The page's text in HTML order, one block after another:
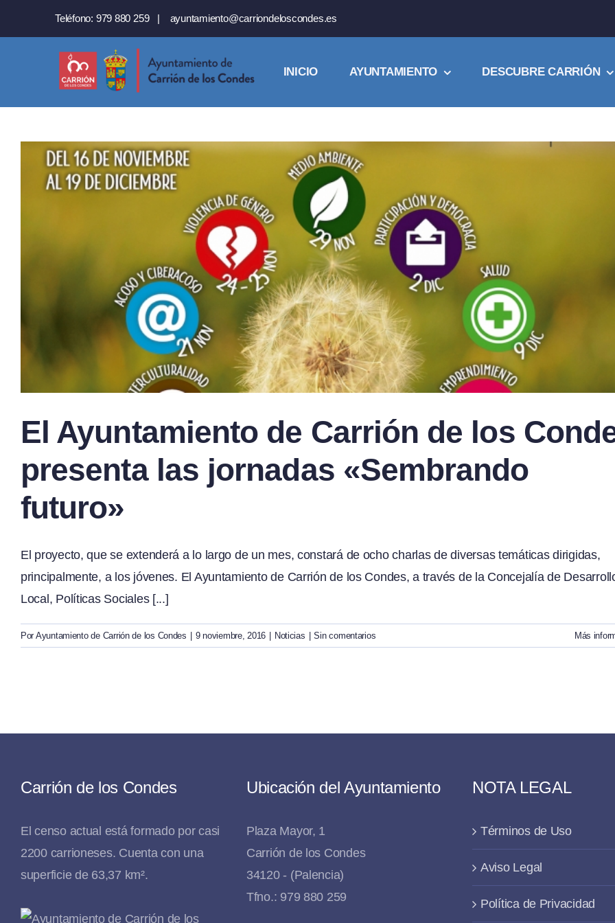
Teléfono: 979 880 259 | ayuntamiento@carriondeloscondes.es
INICIO AYUNTAMIENTO DESCUBRE CARRIÓN
El Ayuntamiento de Carrión de los
presenta las jornadas «Sembrando
futuro»
El proyecto, que se extenderá a lo largo de un mes, constará de ocho charlas de diversas temáticas dirigidas,
principalmente, a los jóvenes. El Ayuntamiento de Carrión de los Condes, a través de la Concejalía de
Local, Políticas Sociales [...]
Por Ayuntamiento de Carrión de los Condes 9 noviembre, 2016 Noticias Sin comentarios Más
Carrión de los Condes
El censo actual está formado por casi
2200 carrioneses. Cuenta con una
superficie de 63,37 km².
Ubicación del Ayuntamiento
Plaza Mayor, 1
Carrión de los Condes
34120 - (Palencia)
Tfno.: 979 880 259
NOTA LEGAL
Términos de Uso
Aviso Legal
Política de Privacidad